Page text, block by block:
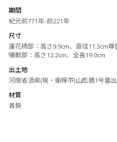
期間
紀元前771年-前221年
尺寸
蓮花柄部：高さ9.9cm、直径11.3cm
犠獣部：高さ12.2cm、全長19.0cm
出土地
河南省汲県(現・衛輝市)山彪鎮1号墓
材質
青銅